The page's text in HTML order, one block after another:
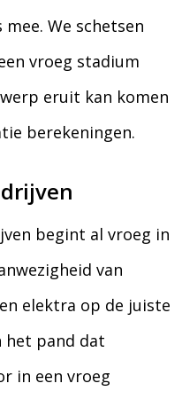
We schetsen
vroeg stadium
eruit kan komen
berekeningen.
begint al vroeg in
van
elektra op de juiste
het pand dat
in een vroeg